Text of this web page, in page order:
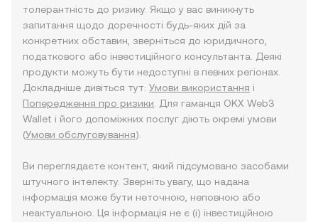
толерантність до ризику. Якщо у вас виникнуть
запитання щодо доречності будь-яких дій за
конкретних обставин, зверніться до юридичного,
податкового або інвестиційного консультанта. Деякі
продукти можуть бути недоступні в певних регіонах.
Докладніше дивіться тут: Умови використання і
Попередження про ризики . Для гаманця OKX Web3
Wallet і його допоміжних послуг діють окремі умови
(Умови обслуговування).
Ви переглядаєте контент, який підсумовано засобами
штучного інтелекту. Зверніть увагу, що надана
інформація може бути неточною, неповною або
неактуальною. Ця інформація не є (i) інвестиційною